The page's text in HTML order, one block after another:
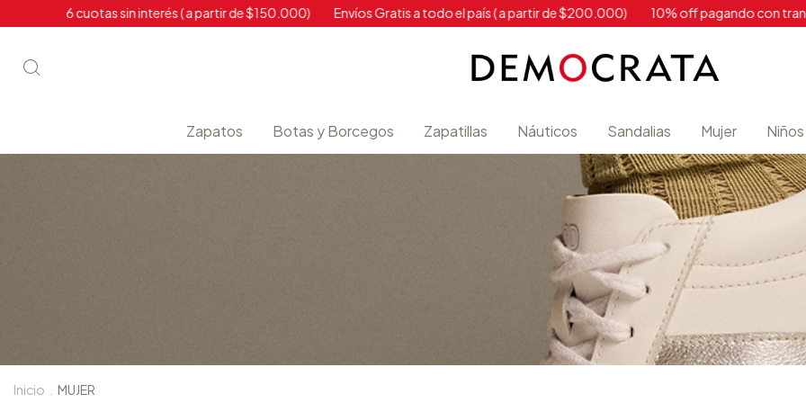
cuotas sin interés ( a partir de $150.000) Envíos Gratis a todo el país ( a partir de $200.000) 10% off pagando con transferencia
Zapatos Botas y Borcegos Zapatillas Náuticos Sandalias Mujer Niños
Inicio MUJER